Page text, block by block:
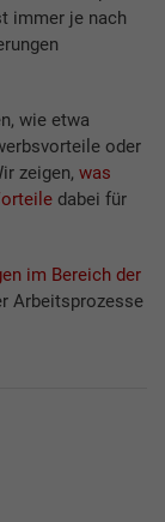
immer je nach
wie etwa
oder
zeigen, was
dabei für
im Bereich der
Arbeitsprozesse